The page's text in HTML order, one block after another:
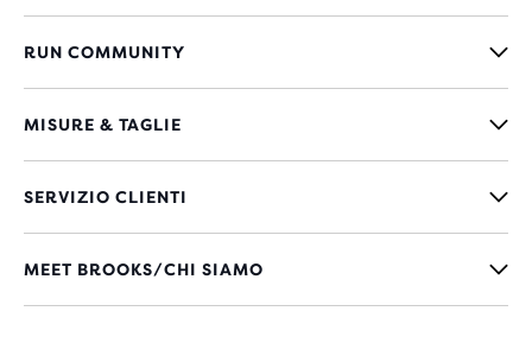
RUN COMMUNITY
MISURE & TAGLIE
SERVIZIO CLIENTI
MEET BROOKS/CHI SIAMO